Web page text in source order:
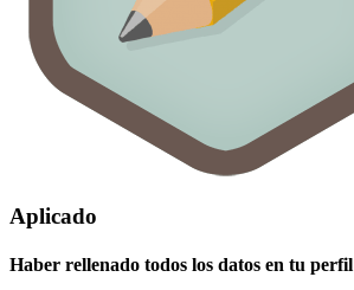
Aplicado
Haber rellenado todos los datos en tu perfil